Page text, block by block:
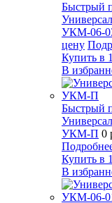
Быстрый
УКМ-06-
цену
Купить в
В
Быстрый
УКМ-П 0
Купить в
В